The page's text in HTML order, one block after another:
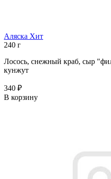
Аляска Хит
240 г
Лосось, снежный краб, сыр
кунжут
340 ₽
В корзину